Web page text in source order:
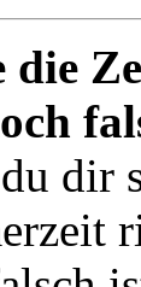
die
dir